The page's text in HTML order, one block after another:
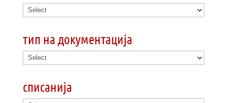
тип на документација
списанија